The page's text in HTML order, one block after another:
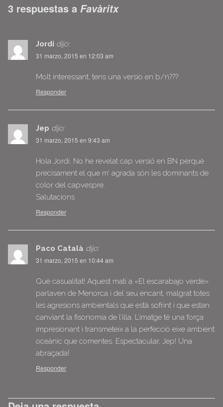
3 respuestas a Favàritx
Jordi dijo:
31 marzo, 2015 en 12:03 am
Molt interessant, tens una versio en b/n???
Responder
Jep dijo:
31 marzo, 2015 en 9:43 am
Hola Jordi. No he revelat cap versió en BN perquè
precisament el que m’ agrada són les dominants de
color del capvespre.
Salutacions
Responder
Paco Català dijo:
31 marzo, 2015 en 10:44 am
Què casualitat! Aquest matí a «El escarabajo verde»
parlaven de Menorca i del seu encant, malgrat totes
les agresions ambientals que està sofrint i que estan
canviant la fisonomía de l’illa. L’imatge té una força
impresionant i transmeteix a la perfecció eixe ambient
oceànic que comentes. Espectacular, Jep! Una
abraçada!
Responder